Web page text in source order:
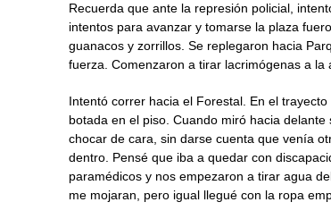
Recuerda que ante la represión policial,
intentos para avanzar y tomarse la plaza
guanacos y zorrillos. Se replegaron hacia
fuerza. Comenzaron a tirar lacrimógenas a
Intentó correr hacia el Forestal. En el
botada en el piso. Cuando miró hacia
chocar de cara, sin darse cuenta que venía
dentro. Pensé que iba a quedar con
paramédicos y nos empezaron a tirar agua
me mojaran, pero igual llegué con la ropa